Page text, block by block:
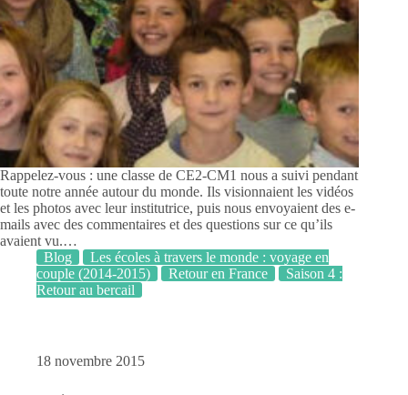
Rappelez-vous : une classe de CE2-CM1 nous a suivi pendant
toute notre année autour du monde. Ils visionnaient les vidéos
et les photos avec leur institutrice, puis nous envoyaient des e-
mails avec des commentaires et des questions sur ce qu’ils
avaient vu.…
Blog
Les écoles à travers le monde : voyage en
couple (2014-2015)
Retour en France
Saison 4 :
Retour au bercail
18 novembre 2015